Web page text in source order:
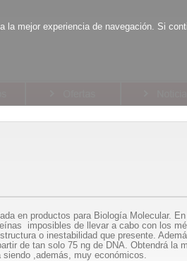
en productos para Biología Molecular.
imposibles de llevar a cabo con los
o inestabilidad que presente.
de tan solo 75 ng de DNA. Obtendrá
,además, muy económicos.
la mejor experiencia de navegación. Si